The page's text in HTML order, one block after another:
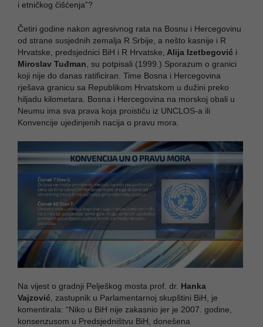
i etničkog čišćenja”?
Četiri godine nakon agresivnog rata na Bosnu i Hercegovinu
od strane susjednih zemalja R Srbije, a nešto kasnije i R
Hrvatske, predsjednici BiH i R Hrvatske, Alija Izetbegović i
Miroslav Tuđman, su potpisali (1999.) Sporazum o granici
koji nije do danas ratificiran. Time Bosna i Hercegovina
rješava granicu sa Republikom Hrvatskom u dužini preko
hiljadu kilometara. Bosna i Hercegovina na morskoj obali u
Neumu ima sva prava koja proističu iz UNCLOS-a ili
Konvencije ujedinjenih nacija o pravu mora.
Na vijest o gradnji Pelješkog mosta prof. dr. Hanka
Vajzović , zastupnik u Parlamentarnoj skupštini BiH, je
komentirala: “Niko u BiH nije zakasnio jer je 2007. godine,
konsenzusom u Predsjedništvu BiH, donešena